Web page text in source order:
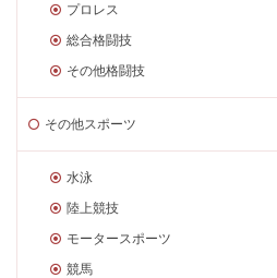
プロレス
総合格闘技
その他格闘技
その他スポーツ
水泳
陸上競技
モータースポーツ
競馬